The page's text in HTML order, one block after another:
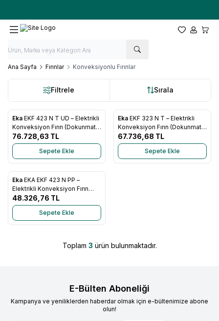
Favorilerim
Hesabım
Ana Sayfa Fırınlar Konveksiyonlu Fırınlar
Filtrele Sırala
Favorilere Ekle
Eka EKF 423 N T UD – Elektrikli
Konveksiyon Fırın (Dokunmatik
+ Nemlendirmeli)
76.728,63 TL
Sepete Ekle
Favorilere Ekle
Eka EKF 323 N T – Elektrikli
Konveksiyon Fırın (Dokunmatik
Kontrol)
67.736,68 TL
Sepete Ekle
Favorilere Ekle
Eka EKA EKF 423 N PP –
Elektrikli Konveksiyon Fırın
(Manuel Kontrol)
48.326,76 TL
Sepete Ekle
Toplam 3 ürün bulunmaktadır.
E-Bülten Aboneliği
Kampanya ve yeniliklerden haberdar olmak için e-bültenimize abone
olun!